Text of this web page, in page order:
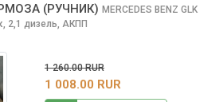
(РУЧНИК) MERCEDES BENZ GLK
2,1 дизель, АКПП
1 260.00 RUR
1 008.00 RUR